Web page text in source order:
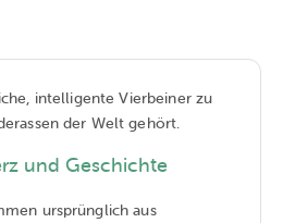
intelligente Vierbeiner zu
der Welt gehört.
und Geschichte
ursprünglich aus